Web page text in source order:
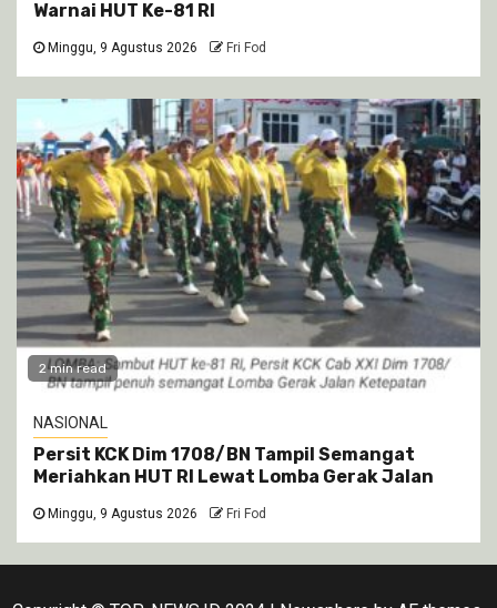
Warnai HUT Ke-81 RI
Minggu, 9 Agustus 2026 Fri Fod
2 min read
NASIONAL
Persit KCK Dim 1708/BN Tampil Semangat
Meriahkan HUT RI Lewat Lomba Gerak Jalan
Minggu, 9 Agustus 2026 Fri Fod